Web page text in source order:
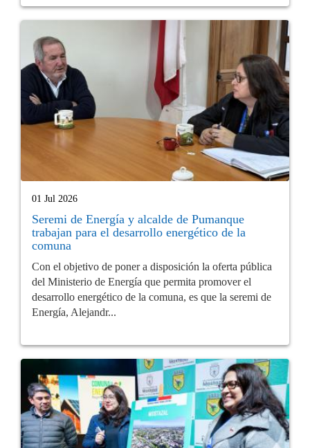
01 Jul 2026
Seremi de Energía y alcalde de Pumanque
trabajan para el desarrollo energético de la
comuna
Con el objetivo de poner a disposición la oferta pública
del Ministerio de Energía que permita promover el
desarrollo energético de la comuna, es que la seremi de
Energía, Alejandr...